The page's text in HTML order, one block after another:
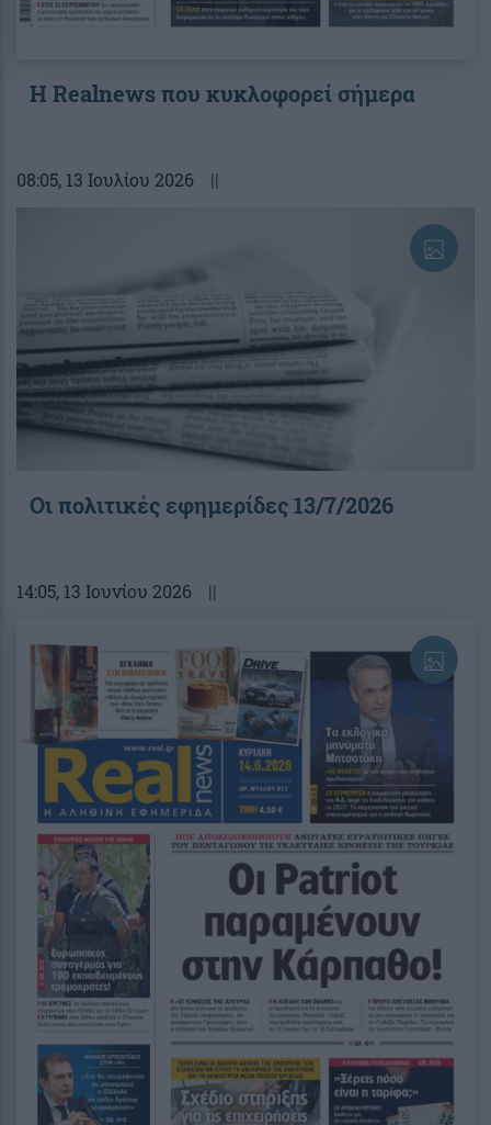
Η Realnews που κυκλοφορεί σήμερα
08:05, 13 Ιουλίου 2026 ||
Οι πολιτικές εφημερίδες 13/7/2026
14:05, 13 Ιουνίου 2026 ||